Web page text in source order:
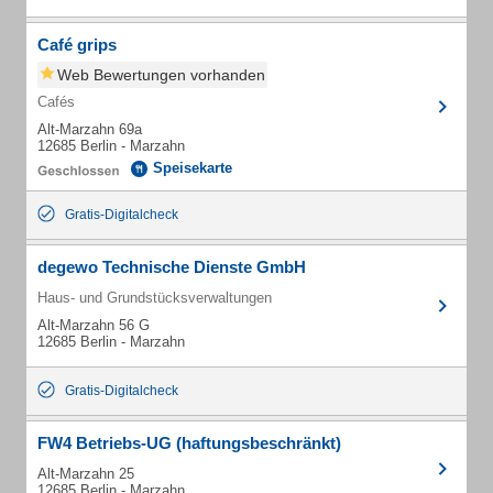
Café grips
Web Bewertungen vorhanden
Cafés
Alt-Marzahn 69a
12685 Berlin - Marzahn
Speisekarte
Gratis-Digitalcheck
degewo Technische Dienste GmbH
Haus- und Grundstücksverwaltungen
Alt-Marzahn 56 G
12685 Berlin - Marzahn
Gratis-Digitalcheck
FW4 Betriebs-UG (haftungsbeschränkt)
Alt-Marzahn 25